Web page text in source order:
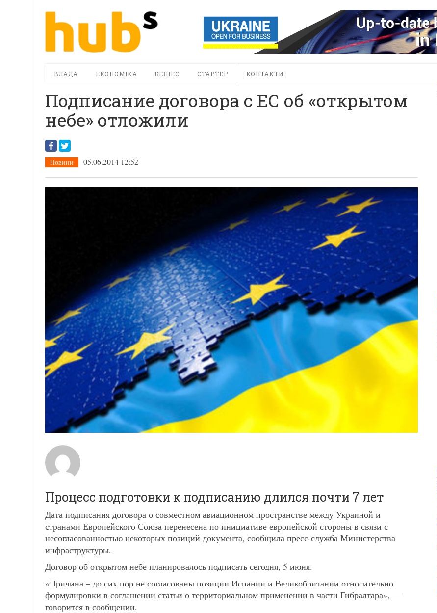
ВЛАДА ЕКОНОМІКА БІЗНЕС СТАРТЕР КОНТАКТИ
Подписание договора с ЕС об «открытом
небе» отложили
Новини 05.06.2014 12:52
Процесс подготовки к подписанию длился почти 7 лет
Дата подписания договора о совместном авиационном пространстве между Украиной и
странами Европейского Союза перенесена по инициативе европейской стороны в связи с
несогласованностью некоторых позиций документа, сообщила пресс-служба Министерства
инфраструктуры.
Договор об открытом небе планировалось подписать сегодня, 5 июня.
«Причина – до сих пор не согласованы позиции Испании и Великобритании относительно
формулировки в соглашении статьи о территориальном применении в части Гибралтара», —
говорится в сообщении.